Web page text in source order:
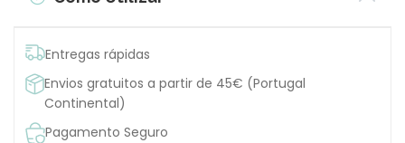
Entregas rápidas
Envios gratuitos a partir de 45€ (Portugal
Continental)
Pagamento Seguro